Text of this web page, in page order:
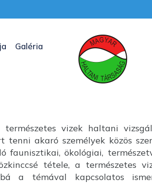
Galéria
természetes vizek haltani
tenni akaró személyek közös
faunisztikai, ökológiai,
tétele, a természetes
a témával kapcsolatos